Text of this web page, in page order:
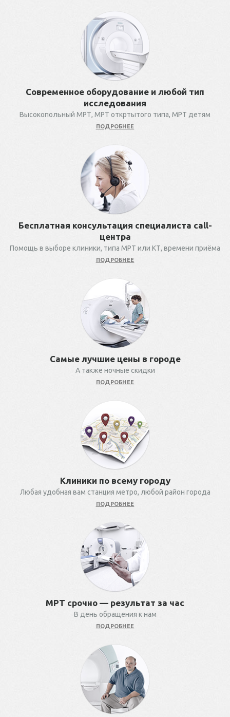
Современное оборудование и любой тип
исследования
Высокопольный МРТ, МРТ откртытого типа, МРТ детям
ПОДРОБНЕЕ
Бесплатная консультация специалиста call-
центра
Помощь в выборе клиники, типа МРТ или КТ, времени приёма
ПОДРОБНЕЕ
Самые лучшие цены в городе
А также ночные скидки
ПОДРОБНЕЕ
Клиники по всему городу
Любая удобная вам станция метро, любой район города
ПОДРОБНЕЕ
МРТ срочно — результат за час
В день обращения к нам
ПОДРОБНЕЕ